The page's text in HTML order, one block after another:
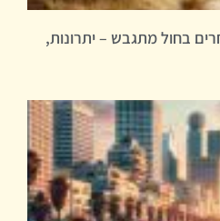
בחול מתגבש – יתרונות,